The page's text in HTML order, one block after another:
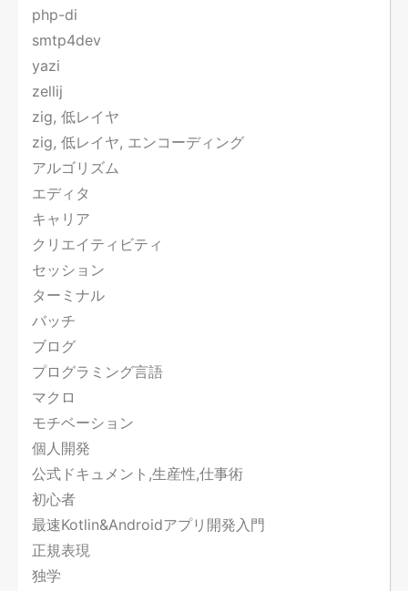
php-di
smtp4dev
yazi
zellij
zig, 低レイヤ
zig, 低レイヤ, エンコーディング
アルゴリズム
エディタ
キャリア
クリエイティビティ
セッション
ターミナル
バッチ
ブログ
プログラミング言語
マクロ
モチベーション
個人開発
公式ドキュメント,生産性,仕事術
初心者
最速Kotlin&Androidアプリ開発入門
正規表現
独学